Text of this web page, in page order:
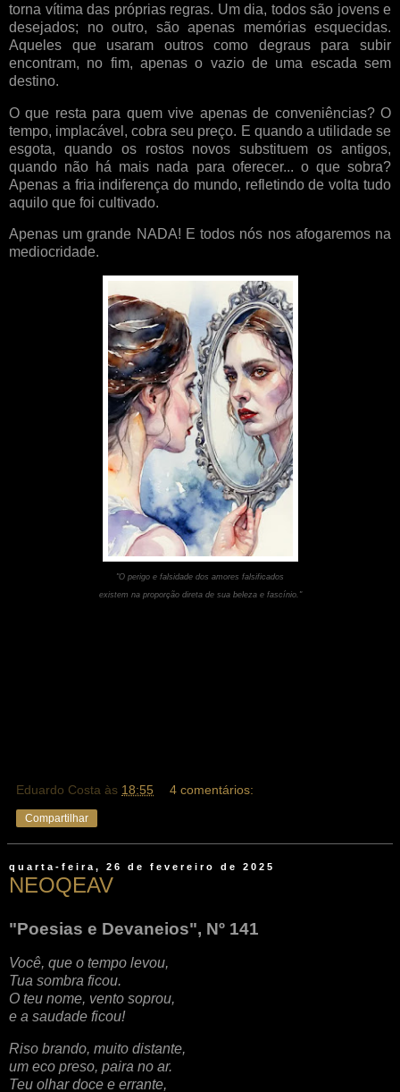
torna vítima das próprias regras. Um dia, todos são jovens e
desejados; no outro, são apenas memórias esquecidas.
Aqueles que usaram outros como degraus para subir
encontram, no fim, apenas o vazio de uma escada sem
destino.
O que resta para quem vive apenas de conveniências? O
tempo, implacável, cobra seu preço. E quando a utilidade se
esgota, quando os rostos novos substituem os antigos,
quando não há mais nada para oferecer... o que sobra?
Apenas a fria indiferença do mundo, refletindo de volta tudo
aquilo que foi cultivado.
Apenas um grande NADA! E todos nós nos afogaremos na
mediocridade.
"O perigo e falsidade dos amores falsificados
existem na proporção direta de sua beleza e fascínio."
Eduardo Costa às 18:55 4 comentários:
Compartilhar
quarta-feira, 26 de fevereiro de 2025
NEOQEAV
"Poesias e Devaneios", Nº 141
Você, que o tempo levou,
Tua sombra ficou.
O teu nome, vento soprou,
e a saudade ficou!
Riso brando, muito distante,
um eco preso, paira no ar.
Teu olhar doce e errante,